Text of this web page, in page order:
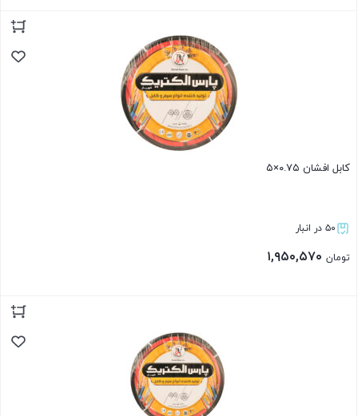
کابل افشان ۰.۷۵×۵
۵۰ در انبار
تومان